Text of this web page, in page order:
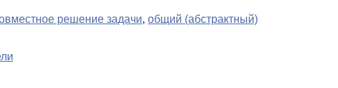
решение задачи, общий (абстрактный)